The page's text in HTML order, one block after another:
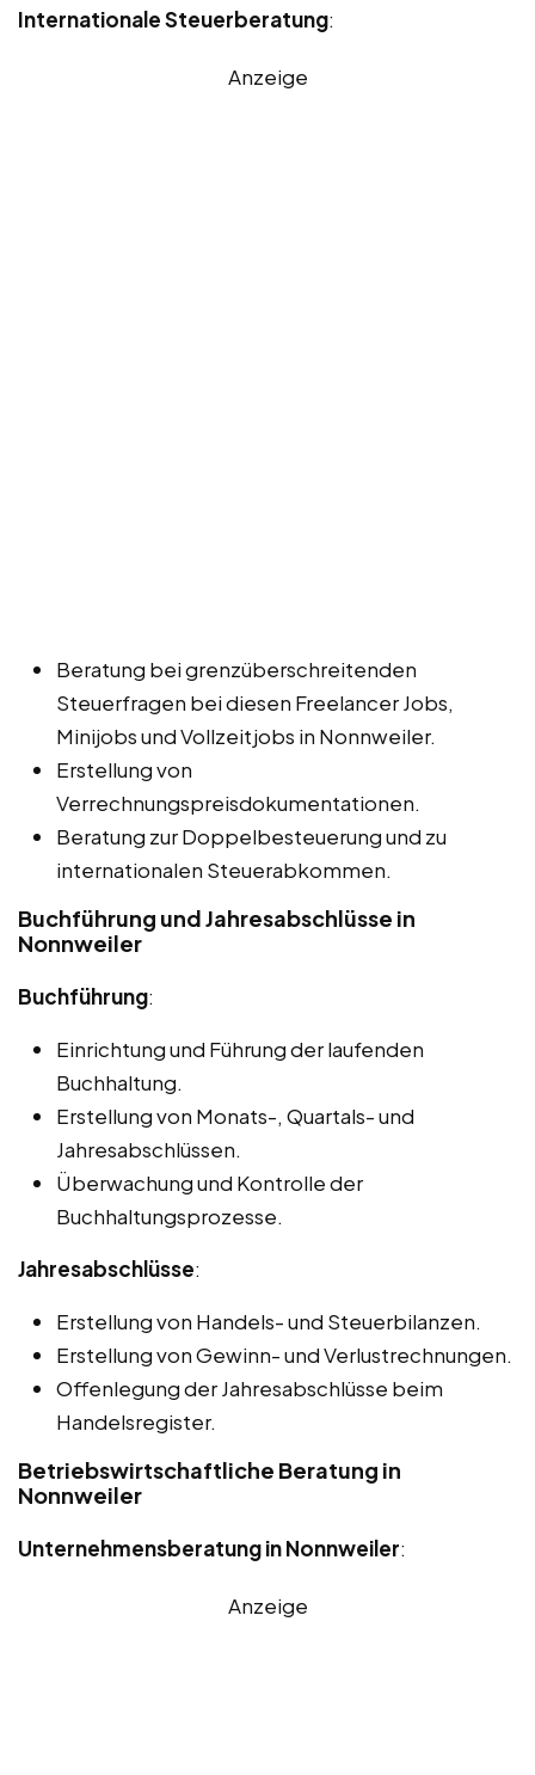
Internationale Steuerberatung:
Anzeige
Beratung bei grenzüberschreitenden
Steuerfragen bei diesen Freelancer Jobs,
Minijobs und Vollzeitjobs in Nonnweiler.
Erstellung von
Verrechnungspreisdokumentationen.
Beratung zur Doppelbesteuerung und zu
internationalen Steuerabkommen.
Buchführung und Jahresabschlüsse in
Nonnweiler
Buchführung:
Einrichtung und Führung der laufenden
Buchhaltung.
Erstellung von Monats-, Quartals- und
Jahresabschlüssen.
Überwachung und Kontrolle der
Buchhaltungsprozesse.
Jahresabschlüsse:
Erstellung von Handels- und Steuerbilanzen.
Erstellung von Gewinn- und Verlustrechnungen.
Offenlegung der Jahresabschlüsse beim
Handelsregister.
Betriebswirtschaftliche Beratung in
Nonnweiler
Unternehmensberatung in Nonnweiler:
Anzeige